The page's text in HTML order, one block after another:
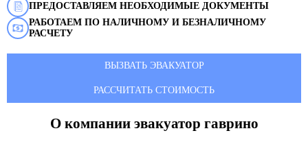
ПРЕДОСТАВЛЯЕМ НЕОБХОДИМЫЕ ДОКУМЕНТЫ
РАБОТАЕМ ПО НАЛИЧНОМУ И БЕЗНАЛИЧНОМУ
РАСЧЕТУ
ВЫЗВАТЬ ЭВАКУАТОР
РАССЧИТАТЬ СТОИМОСТЬ
О компании эвакуатор гаврино